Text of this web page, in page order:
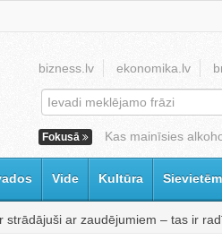
bizness.lv ekonomika.lv
Fokusā Kas mainīsies
Vide Kultūra Sievietēm
strādājuši ar zaudējumiem – tas ir